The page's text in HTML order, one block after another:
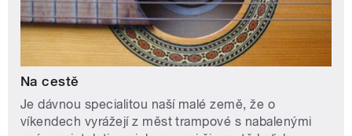
Na cestě
Je dávnou specialitou naší malé země, že o
víkendech vyrážejí z měst trampové s nabalenými